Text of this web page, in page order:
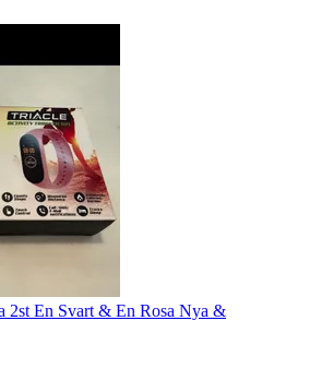
2st En Svart & En Rosa Nya &